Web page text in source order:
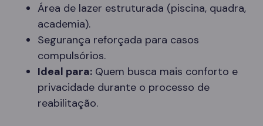
Área de lazer estruturada (piscina, quadra,
academia).
Segurança reforçada para casos
compulsórios.
Ideal para: Quem busca mais conforto e
privacidade durante o processo de
reabilitação.